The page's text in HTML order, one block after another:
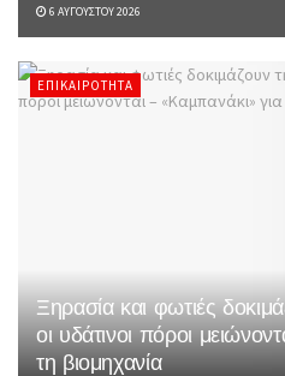
6 ΑΥΓΟΎΣΤΟΥ 2026
ΕΠΙΚΑΙΡΌΤΗΤΑ
Ξηρασία και φωτιές
οι υδάτινοι πόροι
τη βιομηχανία